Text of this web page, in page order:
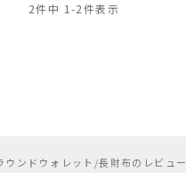
2件中 1 -2件表示
ウンドウォレット/長財布のレビュー